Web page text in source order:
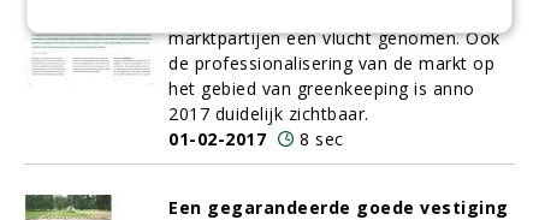
marktpartijen een vlucht genomen. Ook
de professionalisering van de markt op
het gebied van greenkeeping is anno
2017 duidelijk zichtbaar.
01-02-2017
8 sec
Een gegarandeerde goede vestiging